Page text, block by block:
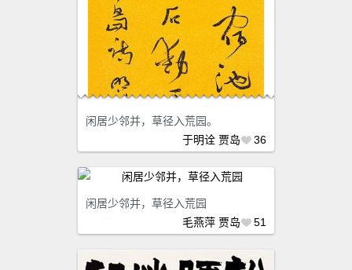
闲居少邻并，草径入荒园。
于明诠 贾岛 36
闲居少邻并，草径入荒园
毛燕萍 贾岛 51